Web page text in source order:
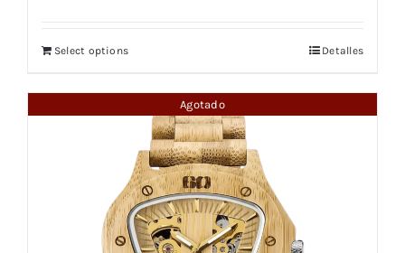
Select options Detalles
Agotado